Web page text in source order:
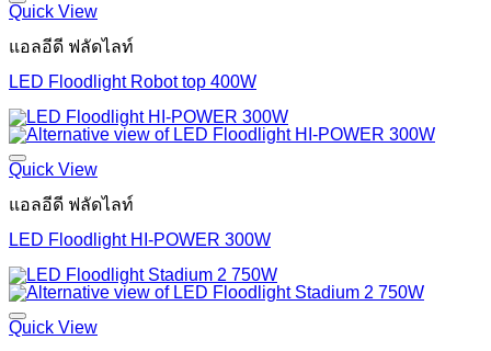
Quick View
แอลอีดี ฟลัดไลท์
LED Floodlight Robot top 400W
Quick View
แอลอีดี ฟลัดไลท์
LED Floodlight HI-POWER 300W
Quick View